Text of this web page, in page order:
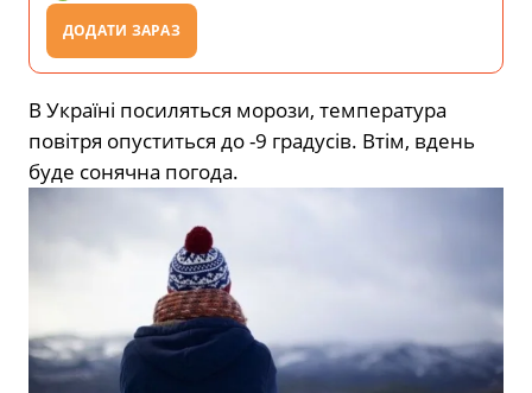
ДОДАТИ ЗАРАЗ
В Україні посиляться морози, температура
повітря опуститься до -9 градусів. Втім, вдень
буде сонячна погода.